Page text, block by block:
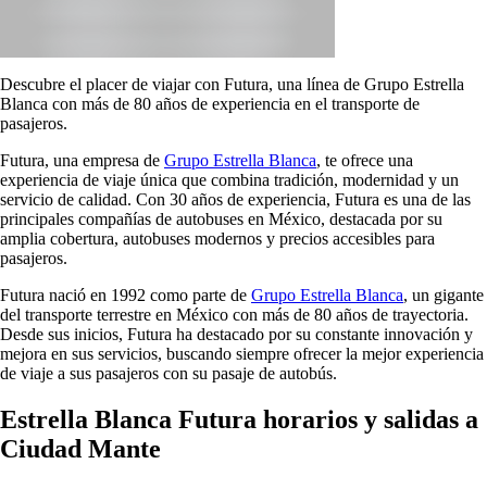
Descubre el placer de viajar con Futura, una línea de Grupo Estrella
Blanca con más de 80 años de experiencia en el transporte de
pasajeros.
Futura, una empresa de Grupo Estrella Blanca, te ofrece una
experiencia de viaje única que combina tradición, modernidad y un
servicio de calidad. Con 30 años de experiencia, Futura es una de las
principales compañías de autobuses en México, destacada por su
amplia cobertura, autobuses modernos y precios accesibles para
pasajeros.
Futura nació en 1992 como parte de Grupo Estrella Blanca, un gigante
del transporte terrestre en México con más de 80 años de trayectoria.
Desde sus inicios, Futura ha destacado por su constante innovación y
mejora en sus servicios, buscando siempre ofrecer la mejor experiencia
de viaje a sus pasajeros con su pasaje de autobús.
Estrella Blanca Futura horarios y salidas a
Ciudad Mante